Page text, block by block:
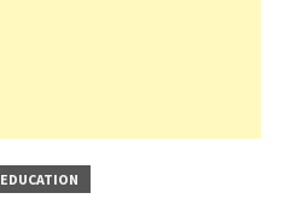
EDUCATION